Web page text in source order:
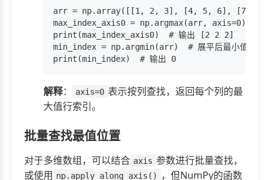
arr = np.array([[1, 2, 3], [4, 5, 6], [7, 8,
max_index_axis0 = np.argmax(arr, axis=0)  # 沿
print(max_index_axis0)  # 输出 [2 2 2]
min_index = np.argmin(arr)  # 展平后最小值索引
解释： axis=0 表示按列查找，返回每个列的最
大值行索引。
批量查找最值位置
对于多维数组，可以结合 axis 参数进行批量查找，
或使用 np.apply_along_axis()
，但NumPy的函数